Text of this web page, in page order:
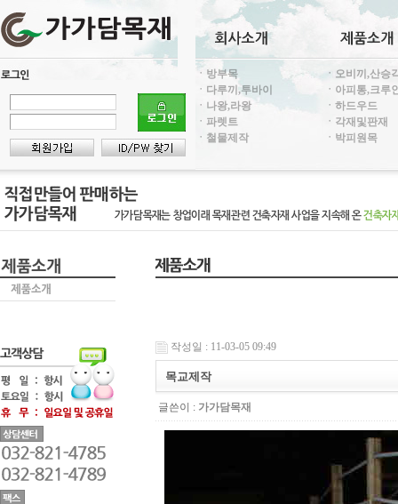
ㆍ방부목
ㆍ오비끼,산승
ㆍ다루끼,투바이
ㆍ아피통,크루
ㆍ나왕,라왕
ㆍ하드우드
ㆍ파렛트
ㆍ각재및판재
ㆍ철물제작
ㆍ박피원목
작성일 : 11-03-05 09:49
목교제작
글쓴이 : 가가담목재